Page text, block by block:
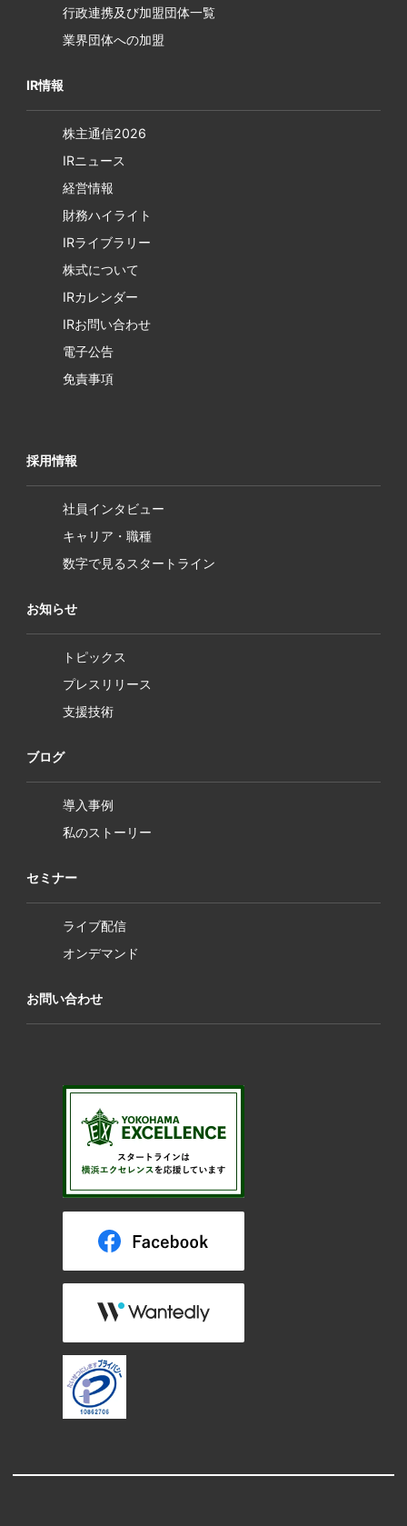
行政連携及び加盟団体一覧
業界団体への加盟
IR情報
株主通信2026
IRニュース
経営情報
財務ハイライト
IRライブラリー
株式について
IRカレンダー
IRお問い合わせ
電子公告
免責事項
採用情報
社員インタビュー
キャリア・職種
数字で見るスタートライン
お知らせ
トピックス
プレスリリース
支援技術
ブログ
導入事例
私のストーリー
セミナー
ライブ配信
オンデマンド
お問い合わせ